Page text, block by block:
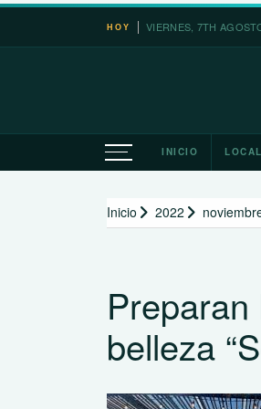
Saltar
HOY VIERNES, 7TH
INICIO LOCAL
Inicio 2022
belleza